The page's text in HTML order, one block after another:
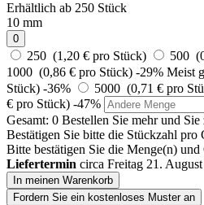
Erhältlich ab 250 Stück
10 mm
0
250 (1,20 € pro Stück) 500
1000 (0,86 € pro Stück) -29% Meist
Stück) -36% 5000 (0,71 € pro
€ pro Stück) -47%
Gesamt: 0 Bestellen Sie mehr und Sie
Bestätigen Sie bitte die Stückzahl pro
Bitte bestätigen Sie die Menge(n) und
Liefertermin circa Freitag 21.
In meinen Warenkorb
Fordern Sie ein kostenloses Muster an